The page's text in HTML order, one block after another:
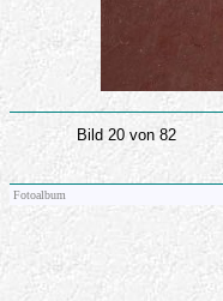
Bild 20 von 82
Fotoalbum